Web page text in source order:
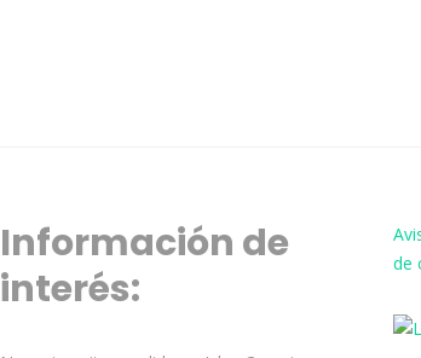
Información de
interés:
de